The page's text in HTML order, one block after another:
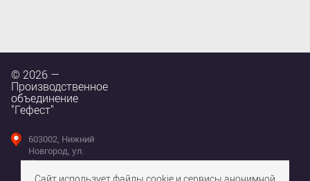
© 2026 —
Производственное
объединение
"Гефест"
603002, Нижний
Новгород, ул.
Интернациональная,
д. 100